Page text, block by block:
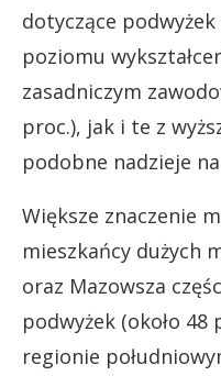
dotyczące
poziomu
zasadniczym
proc.), jak i te z
podobne nadzieje
Większe znaczenie
mieszkańcy dużych
oraz Mazowsza
podwyżek (około 48
regionie